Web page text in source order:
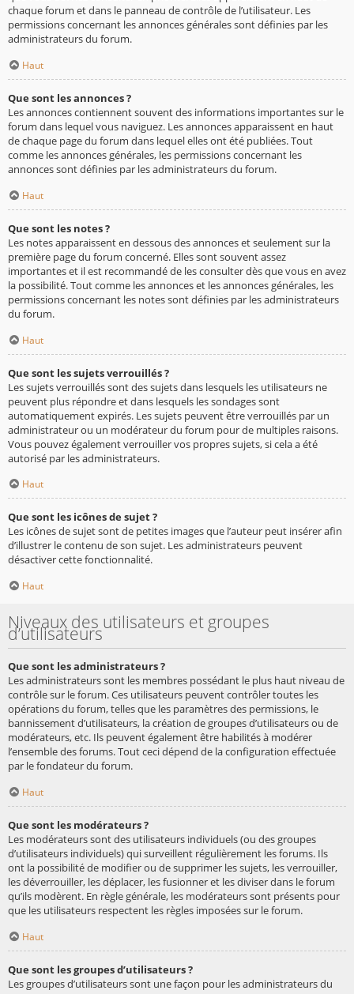
chaque forum et dans le panneau de contrôle de l’utilisateur. Les
permissions concernant les annonces générales sont définies par les
administrateurs du forum.
Haut
Que sont les annonces ?
Les annonces contiennent souvent des informations importantes sur le
forum dans lequel vous naviguez. Les annonces apparaissent en haut
de chaque page du forum dans lequel elles ont été publiées. Tout
comme les annonces générales, les permissions concernant les
annonces sont définies par les administrateurs du forum.
Haut
Que sont les notes ?
Les notes apparaissent en dessous des annonces et seulement sur la
première page du forum concerné. Elles sont souvent assez
importantes et il est recommandé de les consulter dès que vous en avez
la possibilité. Tout comme les annonces et les annonces générales, les
permissions concernant les notes sont définies par les administrateurs
du forum.
Haut
Que sont les sujets verrouillés ?
Les sujets verrouillés sont des sujets dans lesquels les utilisateurs ne
peuvent plus répondre et dans lesquels les sondages sont
automatiquement expirés. Les sujets peuvent être verrouillés par un
administrateur ou un modérateur du forum pour de multiples raisons.
Vous pouvez également verrouiller vos propres sujets, si cela a été
autorisé par les administrateurs.
Haut
Que sont les icônes de sujet ?
Les icônes de sujet sont de petites images que l’auteur peut insérer afin
d’illustrer le contenu de son sujet. Les administrateurs peuvent
désactiver cette fonctionnalité.
Haut
Niveaux des utilisateurs et groupes
d’utilisateurs
Que sont les administrateurs ?
Les administrateurs sont les membres possédant le plus haut niveau de
contrôle sur le forum. Ces utilisateurs peuvent contrôler toutes les
opérations du forum, telles que les paramètres des permissions, le
bannissement d’utilisateurs, la création de groupes d’utilisateurs ou de
modérateurs, etc. Ils peuvent également être habilités à modérer
l’ensemble des forums. Tout ceci dépend de la configuration effectuée
par le fondateur du forum.
Haut
Que sont les modérateurs ?
Les modérateurs sont des utilisateurs individuels (ou des groupes
d’utilisateurs individuels) qui surveillent régulièrement les forums. Ils
ont la possibilité de modifier ou de supprimer les sujets, les verrouiller,
les déverrouiller, les déplacer, les fusionner et les diviser dans le forum
qu’ils modèrent. En règle générale, les modérateurs sont présents pour
que les utilisateurs respectent les règles imposées sur le forum.
Haut
Que sont les groupes d’utilisateurs ?
Les groupes d’utilisateurs sont une façon pour les administrateurs du